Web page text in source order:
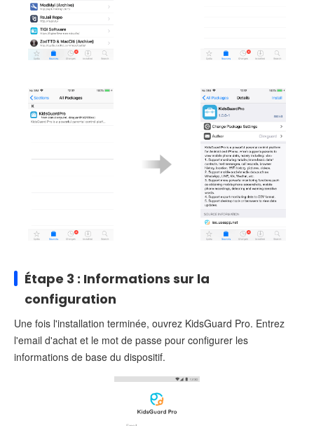
Étape 3 : Informations sur la
configuration
Une fois l'installation terminée, ouvrez KidsGuard Pro. Entrez
l'email d'achat et le mot de passe pour configurer les
informations de base du dispositif.